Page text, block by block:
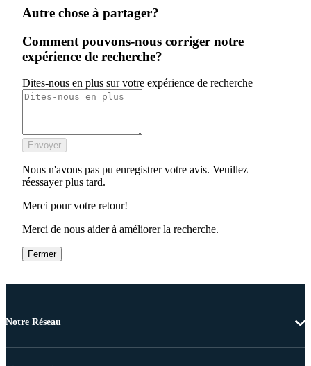
Autre chose à partager?
Comment pouvons-nous corriger notre
expérience de recherche?
Dites-nous en plus sur votre expérience de recherche
Envoyer
Nous n'avons pas pu enregistrer votre avis. Veuillez
réessayer plus tard.
Merci pour votre retour!
Merci de nous aider à améliorer la recherche.
Fermer
Notre Réseau